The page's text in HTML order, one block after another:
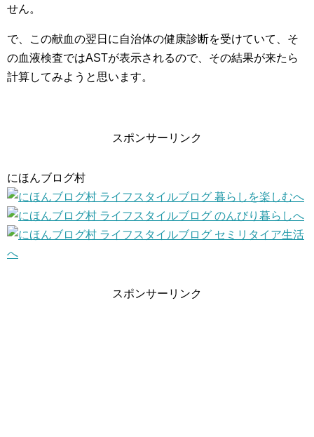
せん。
で、この献血の翌日に自治体の健康診断を受けていて、そ
の血液検査ではASTが表示されるので、その結果が来たら
計算してみようと思います。
スポンサーリンク
にほんブログ村
スポンサーリンク